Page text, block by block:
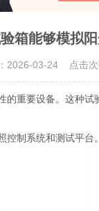
箱能够模拟
2026-03-24 点击次
重要设备。这种
制系统和测试平台。